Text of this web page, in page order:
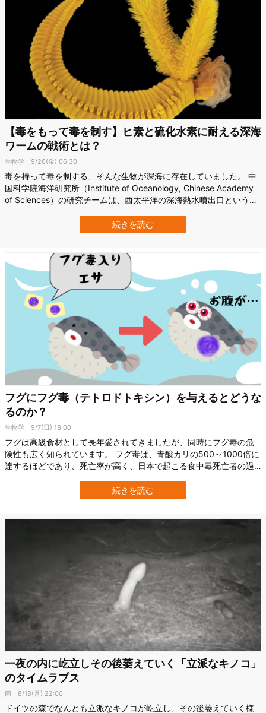
【毒をもって毒を制す】ヒ素と硫化水素に耐える深海
ワームの戦術とは？
生物学 9/26(金) 06:30
毒を持って毒を制する、そんな生物が深海に存在していました。 中
国科学院海洋研究所（Institute of Oceanology, Chinese Academy
of Sciences）の研究チームは、西太平洋の深海熱水噴出口という高
物は、「Paralvinella hessleri」と名付けられており、環境中の猛毒
を体内で安全な形に…
続きを読む
フグにフグ毒（テトロドトキシン）を与えるとどうな
るのか？
生物学 9/7(日) 18:00
フグは高級食材として長年愛されてきましたが、同時にフグ毒の危
険性も広く知られています。 フグ毒は、青酸カリの500～1000倍に
達するほどであり、死亡率が高く、日本で起こる食中毒死亡者の過
は、フグ自体にどんな影響を及ぼすのでしょうか。 この疑問につい
て、東京大学大気海洋研究所に所属する濵﨑恒二（はまさき こう
続きを読む
一夜の内に屹立しその後萎えていく「立派なキノコ」
のタイムラプス
菌 8/18(月) 22:00
ドイツの森でなんとも立派なキノコが屹立し、その後萎えていく様